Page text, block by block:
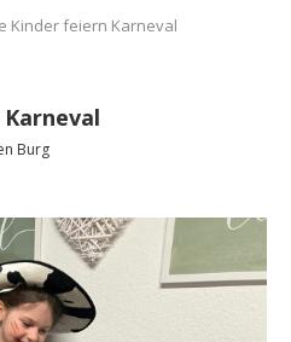
Kinder feiern Karneval
Burg